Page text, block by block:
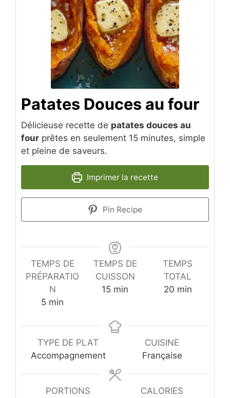
Patates Douces au four
Délicieuse recette de patates douces au
four prêtes en seulement 15 minutes, simple
et pleine de saveurs.
Imprimer la recette
Pin Recipe
TEMPS DE
PRÉPARATIO
N
5minutes
min
TEMPS DE
CUISSON
15minutes
min
TEMPS
TOTAL
20minutes
min
TYPE DE PLAT
Accompagnement
CUISINE
Française
PORTIONS
CALORIES